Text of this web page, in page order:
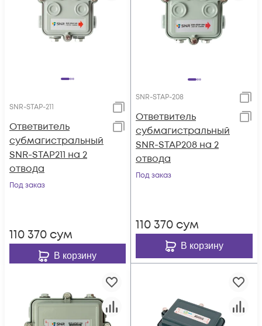
SNR-STAP-211
Ответвитель
субмагистральный
SNR-STAP211 на 2
отвода
Под заказ
110 370 сум
В корзину
SNR-STAP-208
Ответвитель
субмагистральный
SNR-STAP208 на 2
отвода
Под заказ
110 370 сум
В корзину